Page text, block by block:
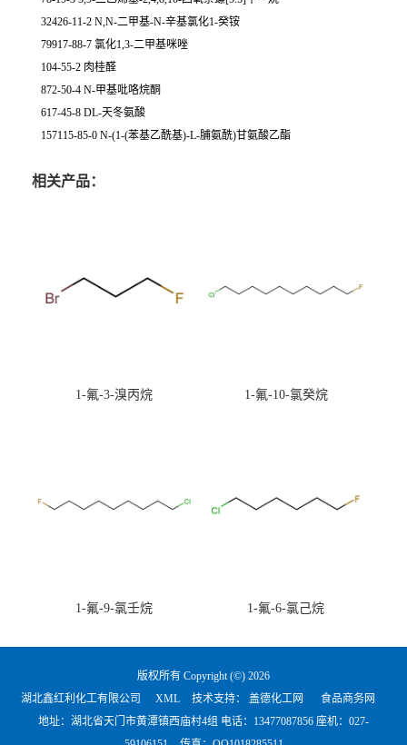
32426-11-2 N,N-二甲基-N-辛基氯化1-癸铵
79917-88-7 氯化1,3-二甲基咪唑
104-55-2 肉桂醛
872-50-4 N-甲基吡咯烷酮
617-45-8 DL-天冬氨酸
157115-85-0 N-(1-(苯基乙酰基)-L-脯氨酰)甘氨酸乙酯
相关产品：
1-氟-3-溴丙烷 1-氟-10-氯癸烷
1-氟-9-氯壬烷 1-氟-6-氯己烷
版权所有 Copyright (©) 2026
湖北鑫红利化工有限公司
XML 技术支持： 盖德化工网
食品商务网
地址：湖北省天门市黄潭镇西庙村4组 电话： 13477087856 座机：027-